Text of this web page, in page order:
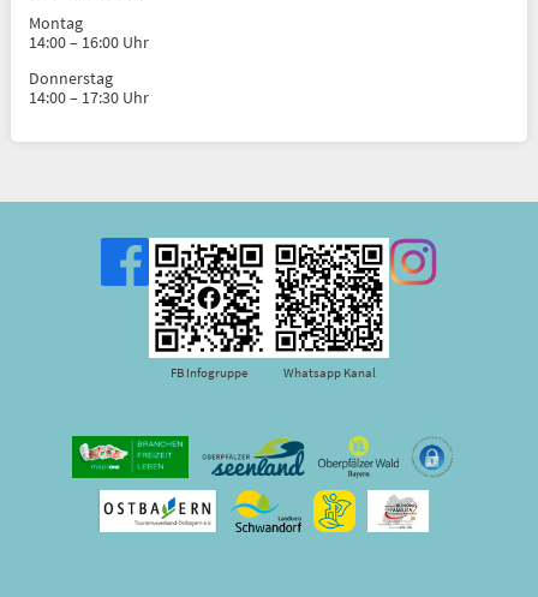
Montag
14:00 – 16:00 Uhr
Donnerstag
14:00 – 17:30 Uhr
FB Infogruppe Whatsapp Kanal